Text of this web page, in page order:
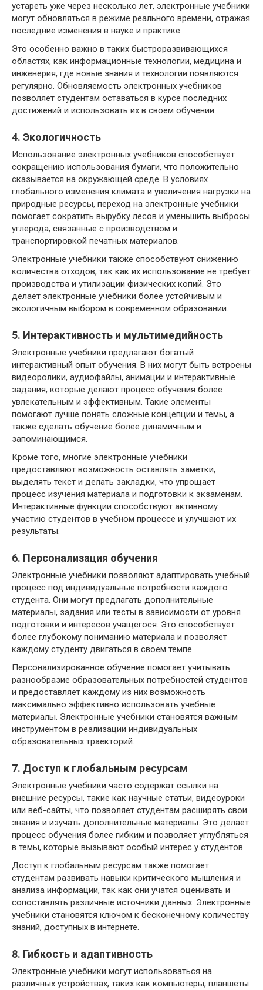
устареть уже через несколько лет, электронные учебники
могут обновляться в режиме реального времени, отражая
последние изменения в науке и практике.
Это особенно важно в таких быстроразвивающихся
областях, как информационные технологии, медицина и
инженерия, где новые знания и технологии появляются
регулярно. Обновляемость электронных учебников
позволяет студентам оставаться в курсе последних
достижений и использовать их в своем обучении.
4. Экологичность
Использование электронных учебников способствует
сокращению использования бумаги, что положительно
сказывается на окружающей среде. В условиях
глобального изменения климата и увеличения нагрузки на
природные ресурсы, переход на электронные учебники
помогает сократить вырубку лесов и уменьшить выбросы
углерода, связанные с производством и
транспортировкой печатных материалов.
Электронные учебники также способствуют снижению
количества отходов, так как их использование не требует
производства и утилизации физических копий. Это
делает электронные учебники более устойчивым и
экологичным выбором в современном образовании.
5. Интерактивность и мультимедийность
Электронные учебники предлагают богатый
интерактивный опыт обучения. В них могут быть встроены
видеоролики, аудиофайлы, анимации и интерактивные
задания, которые делают процесс обучения более
увлекательным и эффективным. Такие элементы
помогают лучше понять сложные концепции и темы, а
также сделать обучение более динамичным и
запоминающимся.
Кроме того, многие электронные учебники
предоставляют возможность оставлять заметки,
выделять текст и делать закладки, что упрощает
процесс изучения материала и подготовки к экзаменам.
Интерактивные функции способствуют активному
участию студентов в учебном процессе и улучшают их
результаты.
6. Персонализация обучения
Электронные учебники позволяют адаптировать учебный
процесс под индивидуальные потребности каждого
студента. Они могут предлагать дополнительные
материалы, задания или тесты в зависимости от уровня
подготовки и интересов учащегося. Это способствует
более глубокому пониманию материала и позволяет
каждому студенту двигаться в своем темпе.
Персонализированное обучение помогает учитывать
разнообразие образовательных потребностей студентов
и предоставляет каждому из них возможность
максимально эффективно использовать учебные
материалы. Электронные учебники становятся важным
инструментом в реализации индивидуальных
образовательных траекторий.
7. Доступ к глобальным ресурсам
Электронные учебники часто содержат ссылки на
внешние ресурсы, такие как научные статьи, видеоуроки
или веб-сайты, что позволяет студентам расширять свои
знания и изучать дополнительные материалы. Это делает
процесс обучения более гибким и позволяет углубляться
в темы, которые вызывают особый интерес у студентов.
Доступ к глобальным ресурсам также помогает
студентам развивать навыки критического мышления и
анализа информации, так как они учатся оценивать и
сопоставлять различные источники данных. Электронные
учебники становятся ключом к бесконечному количеству
знаний, доступных в интернете.
8. Гибкость и адаптивность
Электронные учебники могут использоваться на
различных устройствах, таких как компьютеры, планшеты